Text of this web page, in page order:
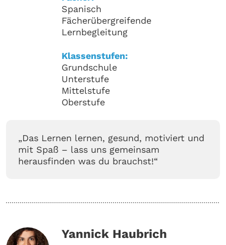
Spanisch
Fächerübergreifende
Lernbegleitung
Klassenstufen:
Grundschule
Unterstufe
Mittelstufe
Oberstufe
„Das Lernen lernen, gesund, motiviert und
mit Spaß – lass uns gemeinsam
herausfinden was du brauchst!“
Yannick Haubrich